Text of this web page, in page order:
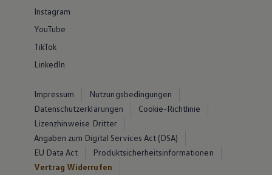
Instagram
YouTube
TikTok
LinkedIn
Impressum
Nutzungsbedingungen
Datenschutzerklärungen
Cookie-Richtlinie
Lizenzhinweise Dritter
Angaben zum Digital Services Act (DSA)
EU Data Act
Produktsicherheitsinformationen
Vertrag Widerrufen